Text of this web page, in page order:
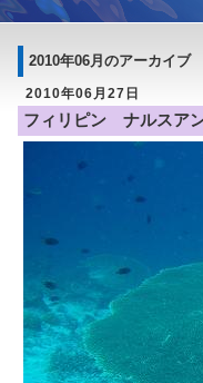
2010年06月のアーカイブ
2010年06月27日
フィリピン ナルスア